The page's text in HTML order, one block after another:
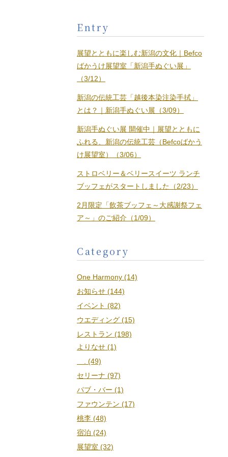
Entry
展望とともに楽しむ新潟の文化｜Befco
ばかうけ展望室「新潟手ぬぐい展」
（3/12）
新潟の伝統工芸「越後本染注染手拭」
とは？｜新潟手ぬぐい展（3/09）
新潟手ぬぐい展 開催中｜展望とともに
ふれる、新潟の伝統工芸（Befcoばかう
け展望室）（3/06）
ストロベリー＆ベリースイーツ ランチ
ブッフェがスタートしました（2/23）
2月限定「飲茶ブッフェ～大感謝祭フェ
ア～」のご紹介（1/09）
Category
One Harmony (14)
お知らせ (144)
イベント (82)
ウエディング (15)
レストラン (198)
よりなせ (1)
. (49)
セリーナ (97)
パブ・バー (1)
ファウンテン (17)
桃李 (48)
宿泊 (24)
展望室 (32)